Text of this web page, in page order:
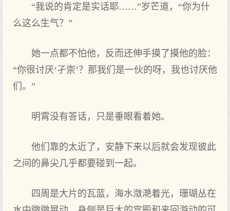
“我说的肯定是实话耶……”岁芒道，“你为什
么这么生气？”
她一点都不怕他，反而还伸手摸了摸他的脸：
“你很讨厌‘孑崇’？那我们是一伙的呀，我也讨厌他
们。”
明霄没有答话，只是垂眼看着她。
他们靠的太近了，安静下来以后就会发现彼此
之间的鼻尖几乎都要碰到一起。
四周是大片的瓦蓝，海水潋滟着光，珊瑚丛在